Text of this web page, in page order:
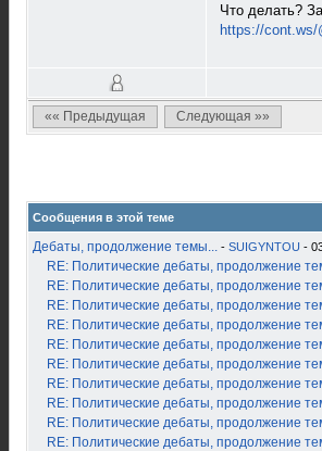
Что делать?
https://cont.ws/
«« Предыдущая
Следующая »»
Сообщения в этой теме
Дебаты, продолжение темы... - SUIGYNTOU -
RE: Политические дебаты, продолжение
RE: Политические дебаты, продолжение
RE: Политические дебаты, продолжение
RE: Политические дебаты, продолжение
RE: Политические дебаты, продолжение
RE: Политические дебаты, продолжение
RE: Политические дебаты, продолжение
RE: Политические дебаты, продолжение
RE: Политические дебаты, продолжение
RE: Политические дебаты, продолжение